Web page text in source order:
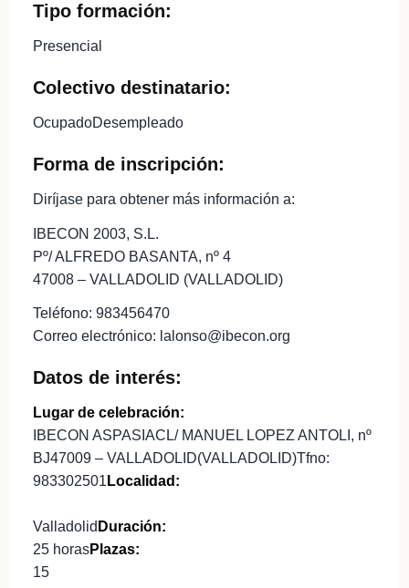
Tipo formación:
Presencial
Colectivo destinatario:
OcupadoDesempleado
Forma de inscripción:
Diríjase para obtener más información a:
IBECON 2003, S.L.
Pº/ ALFREDO BASANTA, nº 4
47008 – VALLADOLID (VALLADOLID)
Teléfono: 983456470
Correo electrónico: lalonso@ibecon.org
Datos de interés:
Lugar de celebración:
IBECON ASPASIACL/ MANUEL LOPEZ ANTOLI, nº
BJ47009 – VALLADOLID(VALLADOLID)Tfno:
983302501 Localidad:
Valladolid Duración:
25 horasPlazas:
15